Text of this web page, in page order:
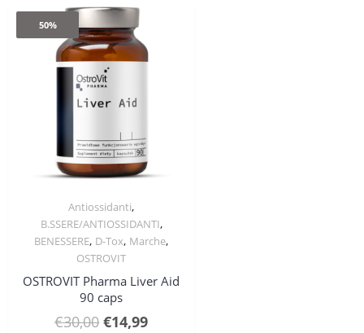
50%
Quick View
Antiossidanti,
B.SSERE/ANTIOSSIDANTI,
BENESSERE, D-Tox, Marche,
OSTROVIT
OSTROVIT Pharma Liver Aid
90 caps
€30,00 Il
€14,99Il